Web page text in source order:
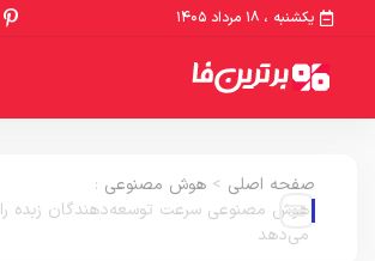
یکشنبه ، ۱۸ مرداد ۱۴۰۵
صفحه اصلی > هوش مصنوعی :
هوش مصنوعی سرعت توسعه‌دهندگان زبده را کاهش
می‌دهد